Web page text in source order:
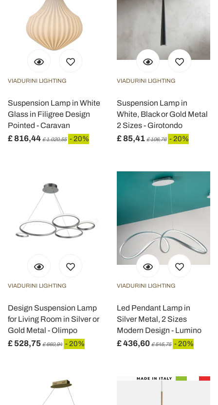
VIADURINI LIGHTING
Suspension Lamp in White
Glass in Filigree Design
Pointed - Caravan
£ 816,44 £ 1.020,55 - 20%
VIADURINI LIGHTING
Suspension Lamp in
White, Black or Gold Metal
2 Sizes - Girotondo
£ 85,41 £ 106,76 - 20%
VIADURINI LIGHTING
Design Suspension Lamp
for Living Room in Silver or
Gold Metal - Olimpo
£ 528,75 £ 660,94 - 20%
VIADURINI LIGHTING
Led Pendant Lamp in
Silver Metal, 2 Sizes
Modern Design - Lumino
£ 436,60 £ 545,75 - 20%